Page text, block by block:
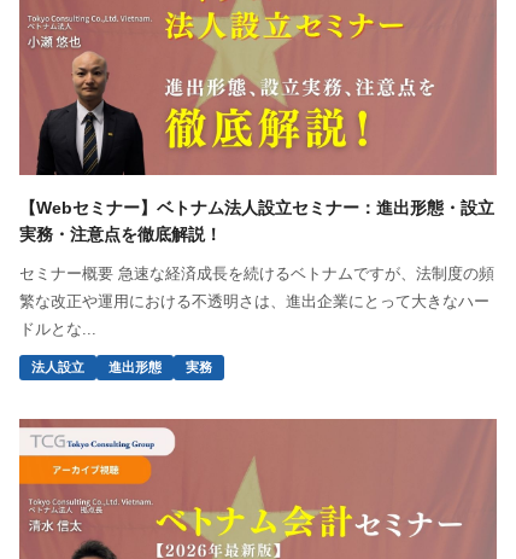
【Webセミナー】ベトナム法人設立セミナー：進出形態・設立
実務・注意点を徹底解説！
セミナー概要 急速な経済成長を続けるベトナムですが、法制度の頻
繁な改正や運用における不透明さは、進出企業にとって大きなハー
ドルとな...
法人設立 進出形態 実務